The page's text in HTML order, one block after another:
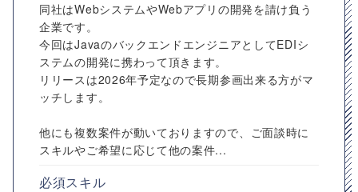
同社はWebシステムやWebアプリの開発を請け負う
企業です。
今回はJavaのバックエンドエンジニアとしてEDIシ
ステムの開発に携わって頂きます。
リリースは2026年予定なので長期参画出来る方がマ
ッチします。
他にも複数案件が動いておりますので、ご面談時に
スキルやご希望に応じて他の案件...
必須スキル